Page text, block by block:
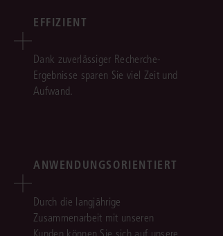
EFFIZIENT
Dank zuverlässiger Recherche-
Ergebnisse sparen Sie viel Zeit und
Aufwand.
ANWENDUNGSORIENTIERT
Durch die langjährige
Zusammenarbeit mit unseren